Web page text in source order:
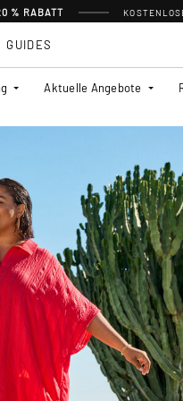
% RABATT
Aktuelle Angebote
GUIDES